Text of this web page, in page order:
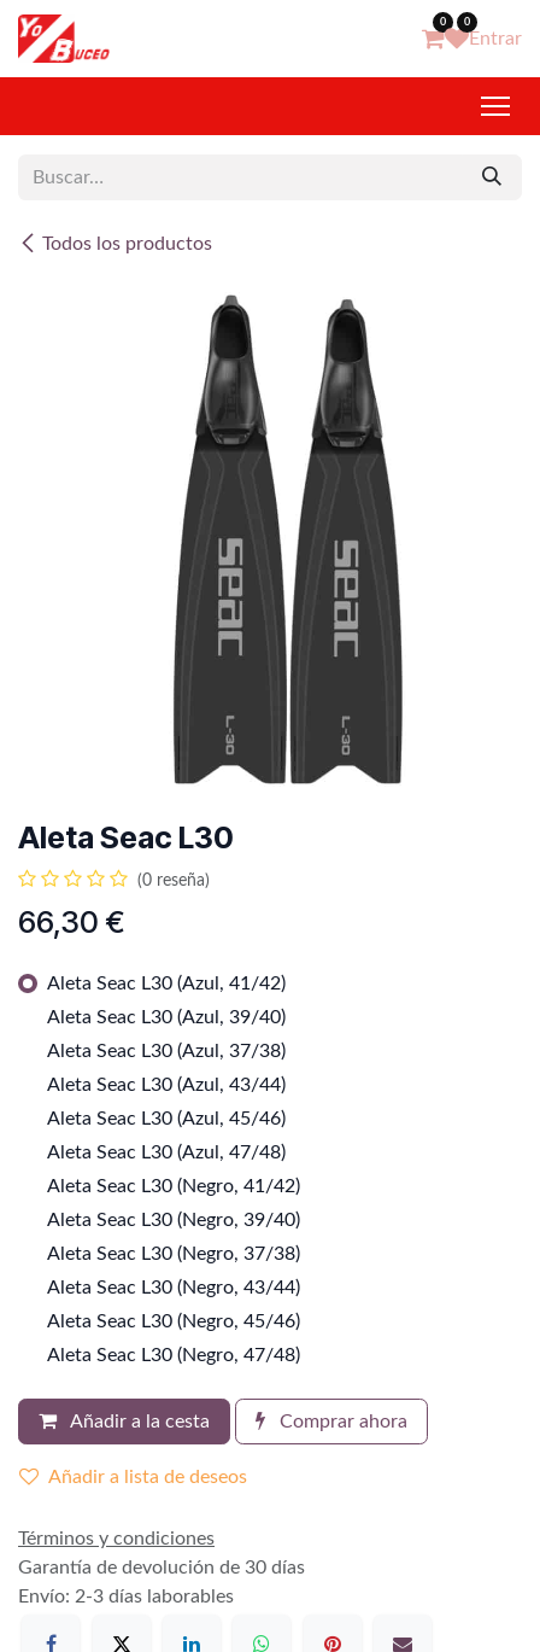
Ir al contenido 0 0
Entrar
Todos los productos
Aleta Seac L30
(0 reseña)
66,30 €
Aleta Seac L30 (Azul, 41/42)
Aleta Seac L30 (Azul, 39/40)
Aleta Seac L30 (Azul, 37/38)
Aleta Seac L30 (Azul, 43/44)
Aleta Seac L30 (Azul, 45/46)
Aleta Seac L30 (Azul, 47/48)
Aleta Seac L30 (Negro, 41/42)
Aleta Seac L30 (Negro, 39/40)
Aleta Seac L30 (Negro, 37/38)
Aleta Seac L30 (Negro, 43/44)
Aleta Seac L30 (Negro, 45/46)
Aleta Seac L30 (Negro, 47/48)
Añadir a la cesta Comprar ahora
Añadir a lista de deseos
Términos y condiciones
Garantía de devolución de 30 días
Envío: 2-3 días laborables